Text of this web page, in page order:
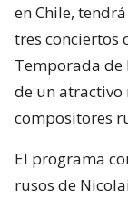
en Chile,
tres conciertos
Temporada
de un atractivo
compositores
El programa
rusos de